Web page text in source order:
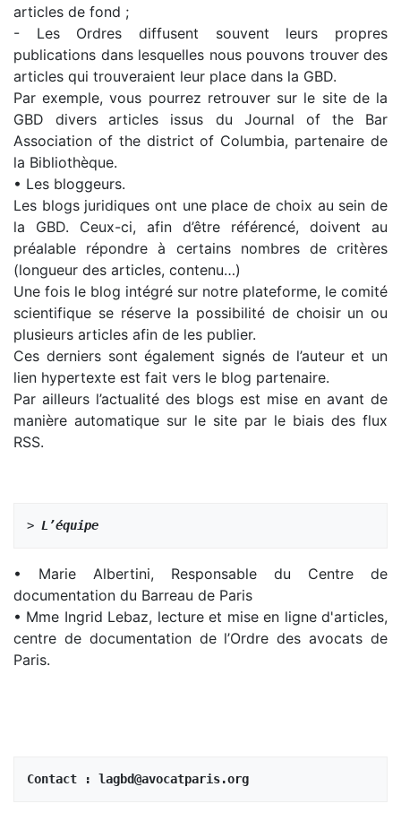
articles de fond ;
- Les Ordres diffusent souvent leurs propres
publications dans lesquelles nous pouvons trouver des
articles qui trouveraient leur place dans la GBD.
Par exemple, vous pourrez retrouver sur le site de la
GBD divers articles issus du Journal of the Bar
Association of the district of Columbia, partenaire de
la Bibliothèque.
• Les bloggeurs.
Les blogs juridiques ont une place de choix au sein de
la GBD. Ceux-ci, afin d’être référencé, doivent au
préalable répondre à certains nombres de critères
(longueur des articles, contenu…)
Une fois le blog intégré sur notre plateforme, le comité
scientifique se réserve la possibilité de choisir un ou
plusieurs articles afin de les publier.
Ces derniers sont également signés de l’auteur et un
lien hypertexte est fait vers le blog partenaire.
Par ailleurs l’actualité des blogs est mise en avant de
manière automatique sur le site par le biais des flux
RSS.
> L’équipe
• Marie Albertini, Responsable du Centre de
documentation du Barreau de Paris
• Mme Ingrid Lebaz, lecture et mise en ligne d'articles,
centre de documentation de l’Ordre des avocats de
Paris.
Contact : lagbd@avocatparis.org